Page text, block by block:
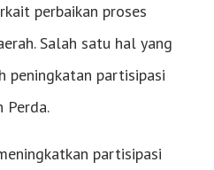
perbaikan proses
Salah satu hal yang
peningkatan partisipasi
Perda.
partisipasi